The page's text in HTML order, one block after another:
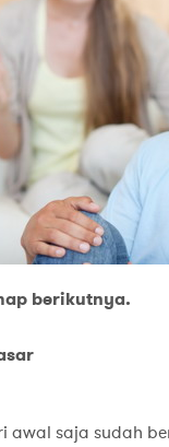
berikutnya.
awal saja sudah